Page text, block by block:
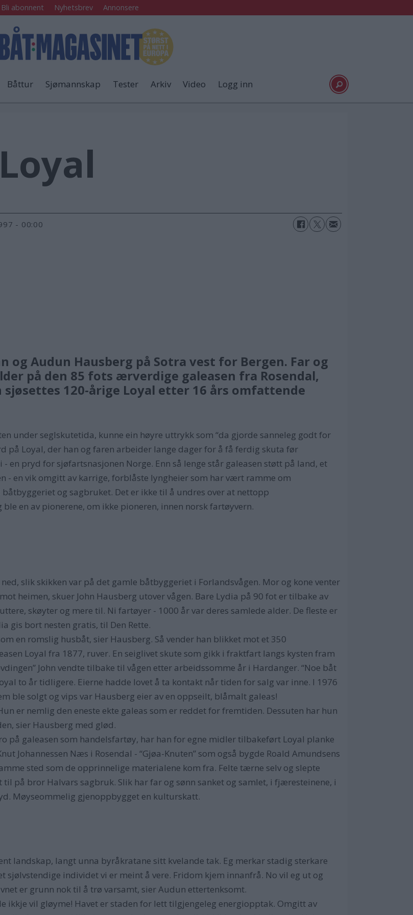
Bli abonnent Nyhetsbrev Annonsere
Båttur Sjømannskap Tester Arkiv Video Logg inn
- 00:00
og Audun Hausberg på Sotra vest for Bergen. Far og
på den 85 fots ærverdige galeasen fra Rosendal,
120-årige Loyal etter 16 års omfattende
under seglskutetida, kunne ein høyre uttrykk som “da gjorde sanneleg godt for
på Loyal, der han og faren arbeider lange dager for å få ferdig skuta før
en pryd for sjøfartsnasjonen Norge. Enn så lenge står galeasen støtt på land, et
- en vik omgitt av karrige, forblåste lyngheier som har vært ramme om
og sagbruket. Det er ikke til å undres over at nettopp
en av pionerene, om ikke pioneren, innen norsk fartøyvern.
slik skikken var på det gamle båtbyggeriet i Forlandsvågen. Mor og kone venter
heimen, skuer John Hausberg utover vågen. Bare Lydia på 90 fot er tilbake av
skøyter og mere til. Ni fartøyer - 1000 år var deres samlede alder. De fleste er
gis bort nesten gratis, til Den Rette.
en romslig husbåt, sier Hausberg. Så vender han blikket mot et 350
Loyal fra 1877, ruver. En seiglivet skute som gikk i fraktfart langs kysten fram
John vendte tilbake til vågen etter arbeidssomme år i Hardanger. “Noe båt
to år tidligere. Eierne hadde lovet å ta kontakt når tiden for salg var inne. I 1976
ble solgt og vips var Hausberg eier av en oppseilt, blåmalt galeas!
er nemlig den eneste ekte galeas som er reddet for fremtiden. Dessuten har hun
sier Hausberg med glød.
på galeasen som handelsfartøy, har han for egne midler tilbakeført Loyal planke
Johannessen Næs i Rosendal - “Gjøa-Knuten” som også bygde Roald Amundsens
sted som de opprinnelige materialene kom fra. Felte tærne selv og slepte
på bror Halvars sagbruk. Slik har far og sønn sanket og samlet, i fjæresteinene, i
Møyseommelig gjenoppbygget en kulturskatt.
landskap, langt unna byråkratane sitt kvelande tak. Eg merkar stadig sterkare
individet vi er meint å vere. Fridom kjem innanfrå. No vil eg ut og
er grunn nok til å trø varsamt, sier Audun ettertenksomt.
ikkje vil gløyme! Havet er staden for lett tilgjengeleg energiopptak. Omgitt av